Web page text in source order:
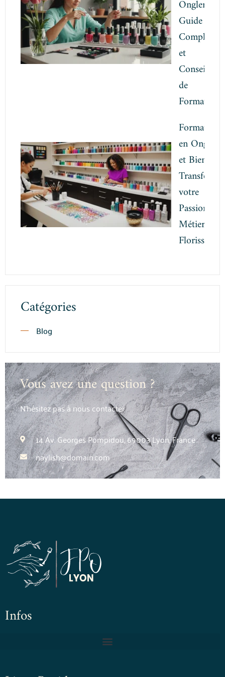
Onglerie:
Guide
Complet
et
Conseils
de
Formation
Formation
en Onglerie
et Bien-
votre
Passion en
Métier
Florissant
Catégories
Blog
Vous avez une question ?
N’hésitez pas à nous contacter
14 Av. Georges Pompidou, 69003 Lyon, France
naylish@domain.com
Infos